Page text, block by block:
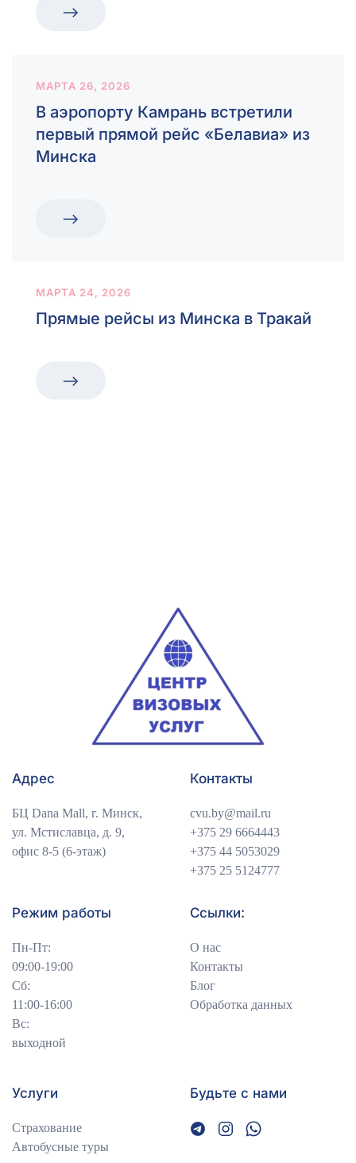
МАРТА 26, 2026
В аэропорту Камрань встретили
первый прямой рейс «Белавиа» из
Минска
МАРТА 24, 2026
Прямые рейсы из Минска в Тракай
Адрес
БЦ Dana Mall, г. Минск,
ул. Мстиславца, д. 9,
офис 8-5 (6-этаж)
Контакты
cvu.by@mail.ru
+375 29 6664443
+375 44 5053029
+375 25 5124777
Режим работы
Пн-Пт:
09:00-19:00
Сб:
11:00-16:00
Вс:
выходной
Ссылки:
О нас
Контакты
Блог
Обработка данных
Услуги
Страхование
Автобусные туры
Будьте с нами